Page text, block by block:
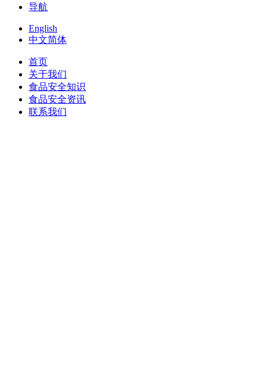
导航
English
中文简体
首页
关于我们
食品安全知识
食品安全资讯
联系我们